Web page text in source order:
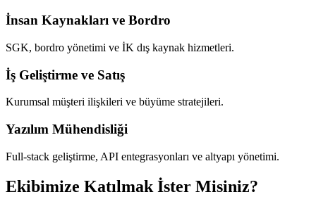
İnsan Kaynakları ve Bordro
SGK, bordro yönetimi ve İK dış kaynak hizmetleri.
İş Geliştirme ve Satış
Kurumsal müşteri ilişkileri ve büyüme stratejileri.
Yazılım Mühendisliği
Full-stack geliştirme, API entegrasyonları ve altyapı yönetimi.
Ekibimize Katılmak İster Misiniz?